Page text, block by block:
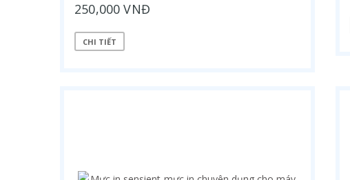
250,000 VNĐ
CHI TIẾT